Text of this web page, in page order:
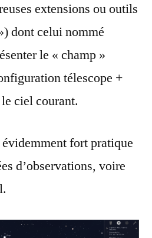
extensions ou outils
dont celui nommé
le « champ »
télescope +
ciel courant.
fort pratique
d’observations, voire